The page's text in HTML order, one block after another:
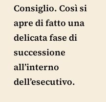
Consiglio. Così si
apre di fatto una
delicata fase di
successione
all’interno
dell’esecutivo.